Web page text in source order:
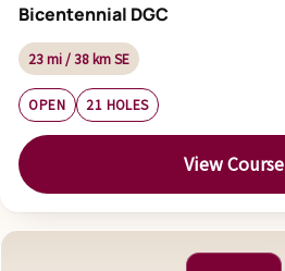
Bicentennial DGC
23 mi / 38 km SE
OPEN 21 HOLES
View Course